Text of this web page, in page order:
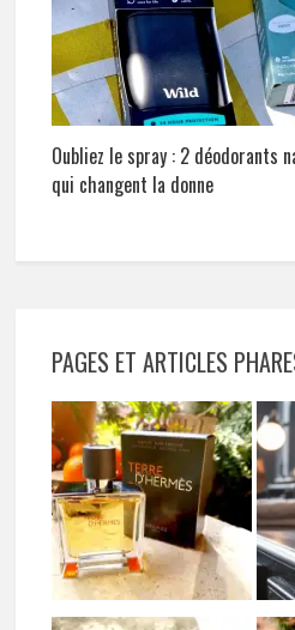
Oubliez le spray : 2 déodorants
qui changent la donne
PAGES ET ARTICLES